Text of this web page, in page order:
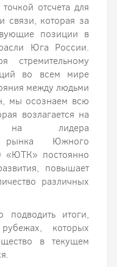
отсчета для
связи, которая за
позиции в
Юга России.
стремительному
во всем мире
между людьми
мы осознаем всю
возлагается на
лидера
рынка Южного
«ЮТК» постоянно
повышает
различных
итоги,
которых
в текущем